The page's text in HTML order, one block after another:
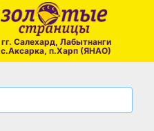
гг. Салехард, Лабытнанги
с.Аксарка, п.Харп (ЯНАО)